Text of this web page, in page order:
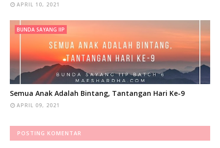
APRIL 10, 2021
BUNDA SAYANG IIP
Semua Anak Adalah Bintang, Tantangan Hari Ke-9
APRIL 09, 2021
POSTING KOMENTAR